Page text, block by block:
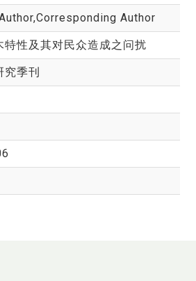
Author
特性及其对民众造成之问扰
究季刊